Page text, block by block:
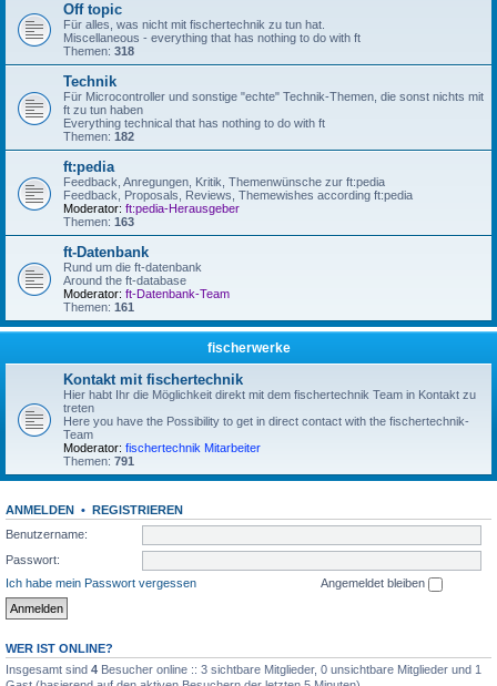
Off topic
Für alles, was nicht mit fischertechnik zu tun hat.
Miscellaneous - everything that has nothing to do with ft
Themen: 318
Technik
Für Microcontroller und sonstige "echte" Technik-Themen, die sonst nichts mit
ft zu tun haben
Everything technical that has nothing to do with ft
Themen: 182
ft:pedia
Feedback, Anregungen, Kritik, Themenwünsche zur ft:pedia
Feedback, Proposals, Reviews, Themewishes according ft:pedia
Moderator: ft:pedia-Herausgeber
Themen: 163
ft-Datenbank
Rund um die ft-datenbank
Around the ft-database
Moderator: ft-Datenbank-Team
Themen: 161
fischerwerke
Kontakt mit fischertechnik
Hier habt Ihr die Möglichkeit direkt mit dem fischertechnik Team in Kontakt zu
treten
Here you have the Possibility to get in direct contact with the fischertechnik-
Team
Moderator: fischertechnik Mitarbeiter
Themen: 791
ANMELDEN • REGISTRIEREN
Benutzername:
Passwort:
Ich habe mein Passwort vergessen
Angemeldet bleiben
WER IST ONLINE?
Insgesamt sind 4 Besucher online :: 3 sichtbare Mitglieder, 0 unsichtbare Mitglieder und 1